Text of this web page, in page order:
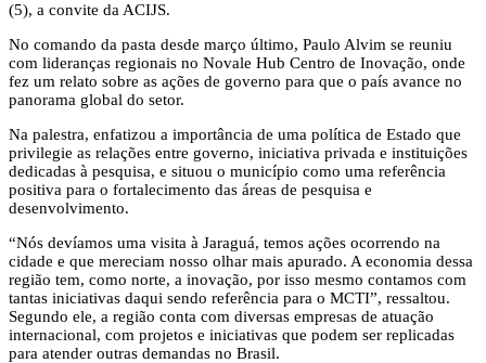
(5), a convite da ACIJS.
No comando da pasta desde março último, Paulo Alvim se reuniu
com lideranças regionais no Novale Hub Centro de Inovação, onde
fez um relato sobre as ações de governo para que o país avance no
panorama global do setor.
Na palestra, enfatizou a importância de uma política de Estado que
privilegie as relações entre governo, iniciativa privada e instituições
dedicadas à pesquisa, e situou o município como uma referência
positiva para o fortalecimento das áreas de pesquisa e
desenvolvimento.
“Nós devíamos uma visita à Jaraguá, temos ações ocorrendo na
cidade e que mereciam nosso olhar mais apurado. A economia dessa
região tem, como norte, a inovação, por isso mesmo contamos com
tantas iniciativas daqui sendo referência para o MCTI”, ressaltou.
Segundo ele, a região conta com diversas empresas de atuação
internacional, com projetos e iniciativas que podem ser replicadas
para atender outras demandas no Brasil.